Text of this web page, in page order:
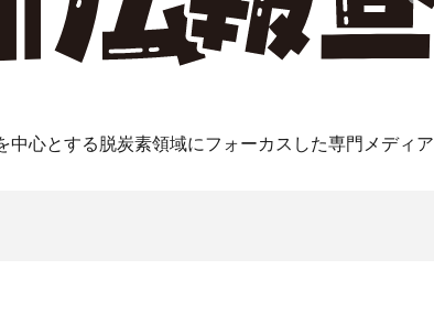
中心とする脱炭素領域にフォーカスした専門メディア